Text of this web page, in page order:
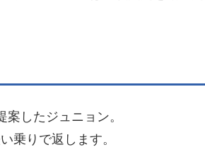
したジュニョン。
乗りで返します。